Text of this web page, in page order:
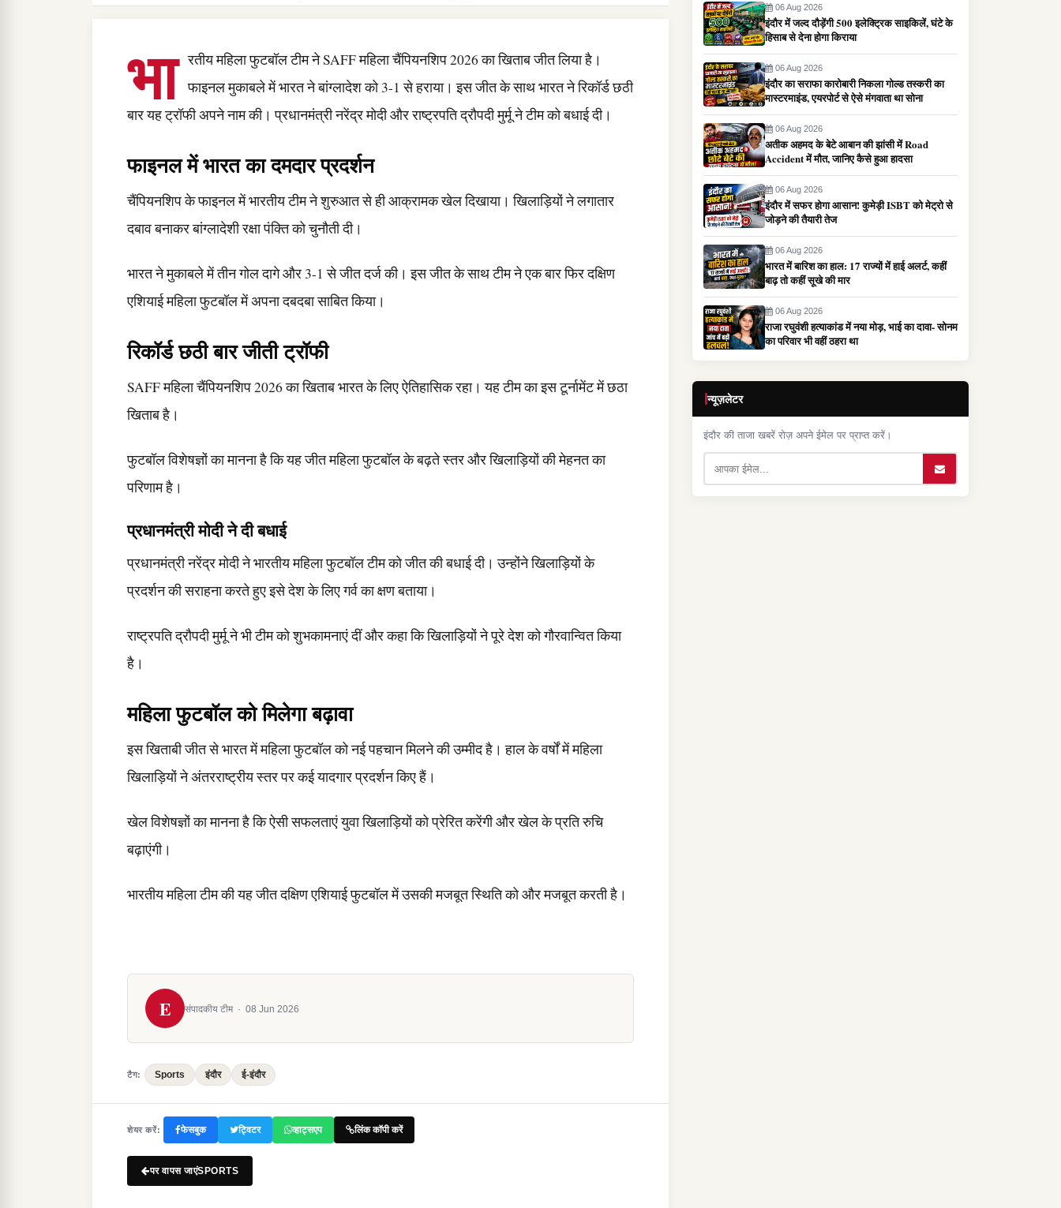
भा
रतीय महिला फुटबॉल टीम ने SAFF महिला चैंपियनशिप 2026 का खिताब जीत लिया है।
फाइनल मुकाबले में भारत ने बांग्लादेश को 3-1 से हराया। इस जीत के साथ भारत ने रिकॉर्ड छठी
बार यह ट्रॉफी अपने नाम की। प्रधानमंत्री नरेंद्र मोदी और राष्ट्रपति द्रौपदी मुर्मू ने टीम को बधाई दी।
फाइनल में भारत का दमदार प्रदर्शन
चैंपियनशिप के फाइनल में भारतीय टीम ने शुरुआत से ही आक्रामक खेल दिखाया। खिलाड़ियों ने लगातार
दबाव बनाकर बांग्लादेशी रक्षा पंक्ति को चुनौती दी।
भारत ने मुकाबले में तीन गोल दागे और 3-1 से जीत दर्ज की। इस जीत के साथ टीम ने एक बार फिर दक्षिण
एशियाई महिला फुटबॉल में अपना दबदबा साबित किया।
रिकॉर्ड छठी बार जीती ट्रॉफी
SAFF महिला चैंपियनशिप 2026 का खिताब भारत के लिए ऐतिहासिक रहा। यह टीम का इस टूर्नामेंट में छठा
खिताब है।
फुटबॉल विशेषज्ञों का मानना है कि यह जीत महिला फुटबॉल के बढ़ते स्तर और खिलाड़ियों की मेहनत का
परिणाम है।
प्रधानमंत्री मोदी ने दी बधाई
प्रधानमंत्री नरेंद्र मोदी ने भारतीय महिला फुटबॉल टीम को जीत की बधाई दी। उन्होंने खिलाड़ियों के
प्रदर्शन की सराहना करते हुए इसे देश के लिए गर्व का क्षण बताया।
राष्ट्रपति द्रौपदी मुर्मू ने भी टीम को शुभकामनाएं दीं और कहा कि खिलाड़ियों ने पूरे देश को गौरवान्वित किया
है।
महिला फुटबॉल को मिलेगा बढ़ावा
इस खिताबी जीत से भारत में महिला फुटबॉल को नई पहचान मिलने की उम्मीद है। हाल के वर्षों में महिला
खिलाड़ियों ने अंतरराष्ट्रीय स्तर पर कई यादगार प्रदर्शन किए हैं।
खेल विशेषज्ञों का मानना है कि ऐसी सफलताएं युवा खिलाड़ियों को प्रेरित करेंगी और खेल के प्रति रुचि
बढ़ाएंगी।
भारतीय महिला टीम की यह जीत दक्षिण एशियाई फुटबॉल में उसकी मजबूत स्थिति को और मजबूत करती है।
E संपादकीय टीम · 08 Jun 2026
टैग: Sports इंदौर ई-इंदौर
शेयर करें: फेसबुक ट्विटर व्हाट्सएप लिंक कॉपी करें
पर वापस जाएंSPORTS
06 Aug 2026
इंदौर में जल्द दौड़ेंगी 500 इलेक्ट्रिक साइकिलें, घंटे के
हिसाब से देना होगा किराया
06 Aug 2026
इंदौर का सराफा कारोबारी निकला गोल्ड तस्करी का
मास्टरमाइंड, एयरपोर्ट से ऐसे मंगवाता था सोना
06 Aug 2026
अतीक अहमद के बेटे आबान की झांसी में Road
Accident में मौत, जानिए कैसे हुआ हादसा
06 Aug 2026
इंदौर में सफर होगा आसान! कुमेड़ी ISBT को मेट्रो से
जोड़ने की तैयारी तेज
06 Aug 2026
भारत में बारिश का हाल: 17 राज्यों में हाई अलर्ट, कहीं
बाढ़ तो कहीं सूखे की मार
06 Aug 2026
राजा रघुवंशी हत्याकांड में नया मोड़, भाई का दावा- सोनम
का परिवार भी वहीं ठहरा था
न्यूज़लेटर
इंदौर की ताजा खबरें रोज़ अपने ईमेल पर प्राप्त करें।